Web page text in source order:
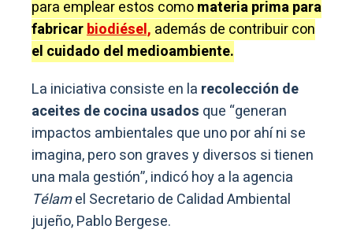
para emplear estos comomateria prima para
fabricarbiodiésel, además de contribuir con
el cuidado del medioambiente.
La iniciativa consiste en la recolección de
aceites de cocina usados que “generan
impactos ambientales que uno por ahí ni se
imagina, pero son graves y diversos si tienen
una mala gestión”, indicó hoy a la agencia
Télamel Secretario de Calidad Ambiental
jujeño, Pablo Bergese.